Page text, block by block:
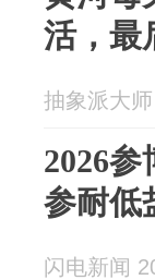
活，最
抽象派大
2026
参耐低
闪电新闻